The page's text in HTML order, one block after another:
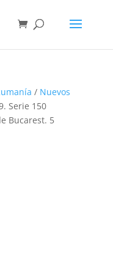
/ Nuevos
Serie 150
Bucarest. 5